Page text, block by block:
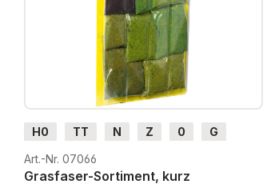
H0 TT N Z 0
G
H0m
H0e
Art.-Nr. 07066
Grasfaser-Sortiment, kurz